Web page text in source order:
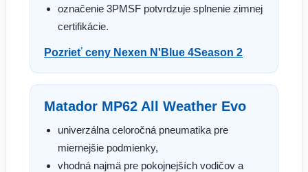
označenie 3PMSF potvrdzuje splnenie zimnej
certifikácie.
Pozrieť ceny Nexen N'Blue 4Season 2
Matador MP62 All Weather Evo
univerzálna celoročná pneumatika pre
miernejšie podmienky,
vhodná najmä pre pokojnejších vodičov a